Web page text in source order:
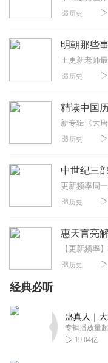
非常优秀的主播
2021-06-20
怡安良子
敢于真实回顾历
向，做出正确的抉
学堂看门
30集后面还有更新
出十万字小说送
不错不错，听了
回复
听友405934130
对中苏关系又有新
历史
明朝那些
历史
历史
历史
历史
经典必听
专辑播放量
19.04亿